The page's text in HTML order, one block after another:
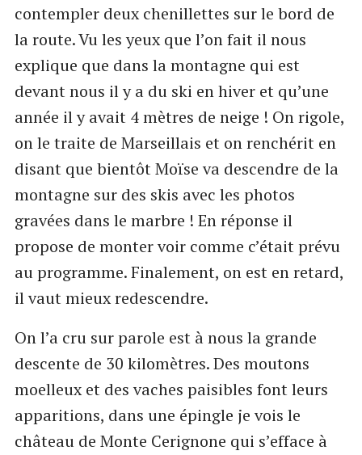
contempler deux chenillettes sur le bord de
la route. Vu les yeux que l’on fait il nous
explique que dans la montagne qui est
devant nous il y a du ski en hiver et qu’une
année il y avait 4 mètres de neige ! On rigole,
on le traite de Marseillais et on renchérit en
disant que bientôt Moïse va descendre de la
montagne sur des skis avec les photos
gravées dans le marbre ! En réponse il
propose de monter voir comme c’était prévu
au programme. Finalement, on est en retard,
il vaut mieux redescendre.
On l’a cru sur parole est à nous la grande
descente de 30 kilomètres. Des moutons
moelleux et des vaches paisibles font leurs
apparitions, dans une épingle je vois le
château de Monte Cerignone qui s’efface à